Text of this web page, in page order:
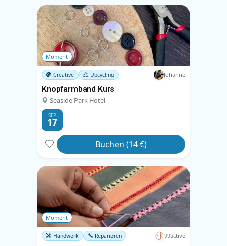
Moment
Creative Upcycling Johanne
Knopfarmband Kurs
Seaside Park Hotel
SEP
17
Buchen (14 €)
Moment
Handwerk Reparieren 99active